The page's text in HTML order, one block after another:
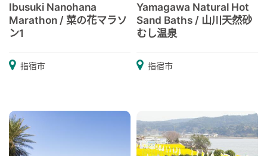
Ibusuki Nanohana
Marathon / 菜の花マラソ
ン1
指宿市
Yamagawa Natural Hot
Sand Baths / 山川天然砂
むし温泉
指宿市